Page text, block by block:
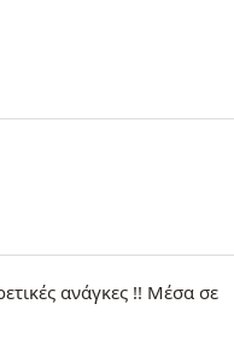
ανάγκες !! Μέσα σε